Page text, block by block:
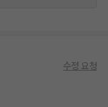
수정 요청